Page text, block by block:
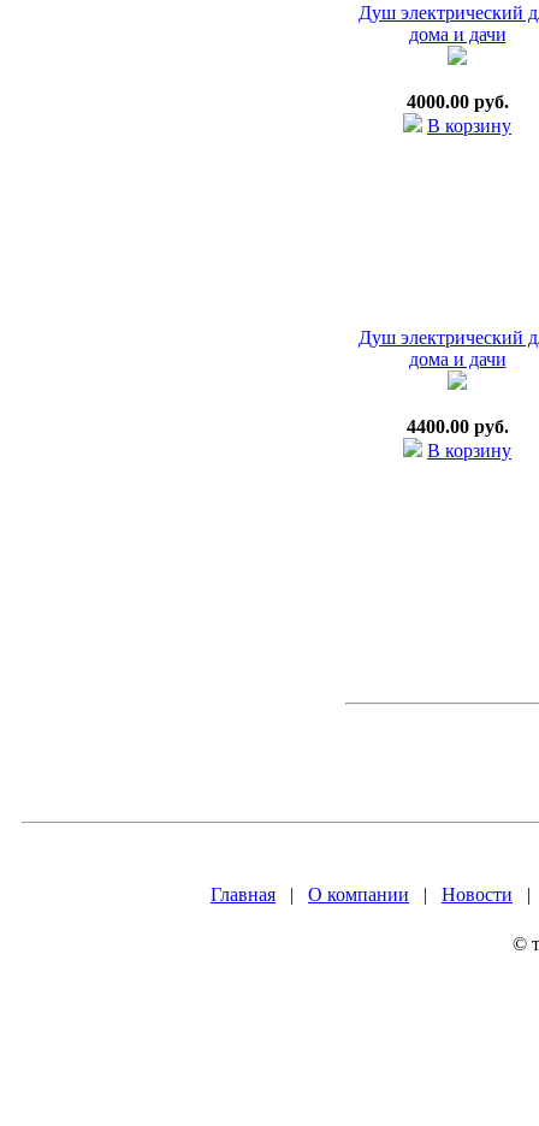
Душ электрический
дома и дачи
4000.00 руб.
В корзину
Душ электрический
дома и дачи
4400.00 руб.
В корзину
Главная | О компании | Новости
©